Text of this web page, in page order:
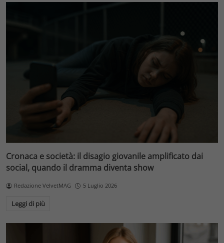
Cronaca e società: il disagio giovanile amplificato dai
social, quando il dramma diventa show
Redazione VelvetMAG 5 Luglio 2026
Leggi di più